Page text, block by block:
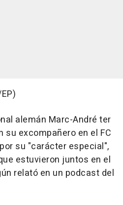
alemán Marc-André ter
su excompañero en el FC
su "carácter especial",
estuvieron juntos en el
relató en un podcast del